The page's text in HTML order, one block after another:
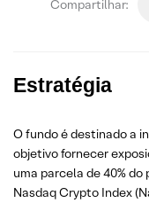
Compartilhar:
Estratégia
O fundo é destinado a
objetivo fornecer
uma parcela de 40%
Nasdaq Crypto Index